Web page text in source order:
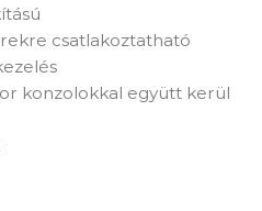
csatlakoztatható
konzolokkal együtt kerül